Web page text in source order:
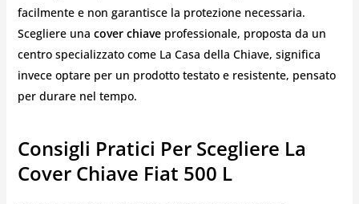
facilmente e non garantisce la protezione necessaria.
Scegliere una cover chiaveprofessionale, proposta da un
centro specializzato come La Casa della Chiave, significa
invece optare per un prodotto testato e resistente, pensato
per durare nel tempo.
Consigli Pratici Per Scegliere La
Cover Chiave Fiat 500 L